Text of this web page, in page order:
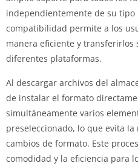
independientemente de su tipo
compatibilidad permite a los
manera eficiente y transferirlos
diferentes plataformas.
Al descargar archivos del
de instalar el formato
simultáneamente varios
preseleccionado, lo que evita
cambios de formato. Este
comodidad y la eficiencia para